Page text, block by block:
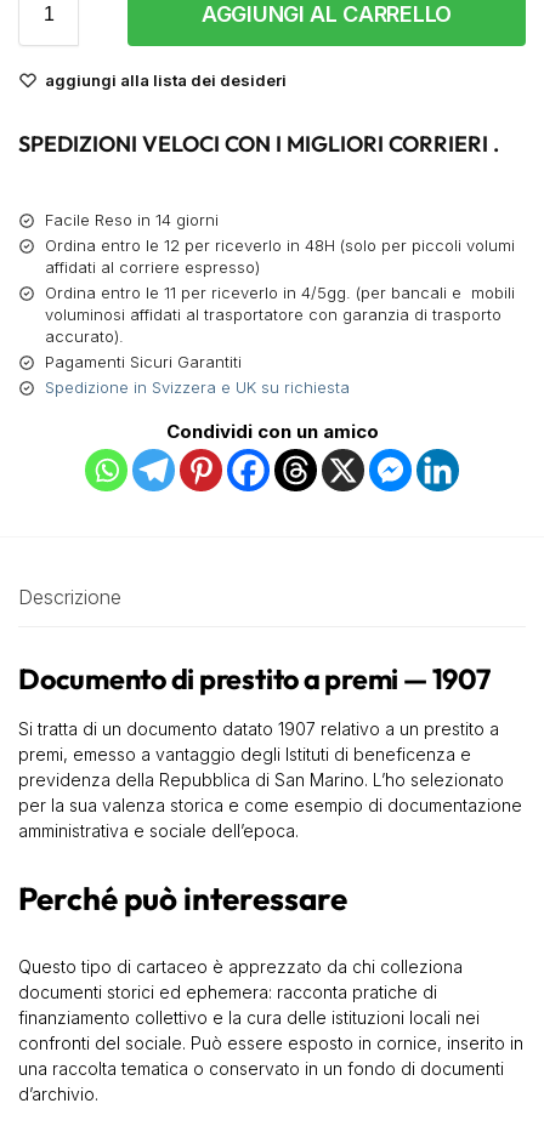
AGGIUNGI AL CARRELLO
aggiungi alla lista dei desideri
SPEDIZIONI VELOCI CON I MIGLIORI CORRIERI .
Facile Reso in 14 giorni
Ordina entro le 12 per riceverlo in 48H (solo per piccoli volumi
affidati al corriere espresso)
Ordina entro le 11 per riceverlo in 4/5gg. (per bancali e mobili
voluminosi affidati al trasportatore con garanzia di trasporto
accurato).
Pagamenti Sicuri Garantiti
Spedizione in Svizzera e UK su richiesta
Condividi con un amico
Descrizione
Documento di prestito a premi — 1907
Si tratta di un documento datato 1907 relativo a un prestito a
premi, emesso a vantaggio degli Istituti di beneficenza e
previdenza della Repubblica di San Marino. L’ho selezionato
per la sua valenza storica e come esempio di documentazione
amministrativa e sociale dell’epoca.
Perché può interessare
Questo tipo di cartaceo è apprezzato da chi colleziona
documenti storici ed ephemera: racconta pratiche di
finanziamento collettivo e la cura delle istituzioni locali nei
confronti del sociale. Può essere esposto in cornice, inserito in
una raccolta tematica o conservato in un fondo di documenti
d’archivio.